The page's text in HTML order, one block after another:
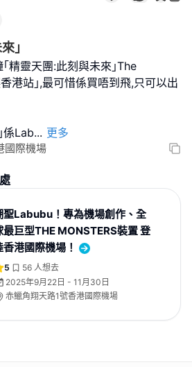
」
精靈天團:此刻與未來｣The
港站｣,最可惜係買唔到飛,只可以出
係Lab... 更多
國際機場
聖Labubu！專為機場創作、全
最巨型THE MONSTERS裝置 登
香港國際機場！
5 56 人想去
2025年9月22日 - 11月30日
赤鱲角翔天路1號香港國際機場